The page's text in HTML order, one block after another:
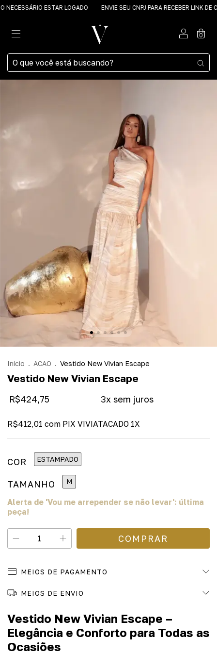
ESTAR LOGADO ENVIE SEU CNPJ PARA RECEBER LINK DE
0
Início . ACAO . Vestido New Vivian Escape
Vestido New Vivian Escape
R$424,75
R$412,01 com PIX VIVIATACADO 1X
COR ESTAMPADO
TAMANHO M
Alerta de 'Vou me arrepender se não levar': última
peça!
MEIOS DE PAGAMENTO
MEIOS DE ENVIO
Vestido New Vivian Escape –
Elegância e Conforto para Todas as
Ocasiões